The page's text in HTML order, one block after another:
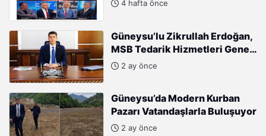
4 hafta önce
Güneysu’lu Zikrullah Erdoğan,
MSB Tedarik Hizmetleri Genel
Müdürlüğü’ne atandı.
2 ay önce
Güneysu’da Modern Kurban
Pazarı Vatandaşlarla Buluşuyor
2 ay önce